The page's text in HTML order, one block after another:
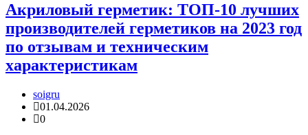
Акриловый герметик: ТОП-10 лучших
производителей герметиков на 2023 год
по отзывам и техническим
характеристикам
soigru
01.04.2026
0